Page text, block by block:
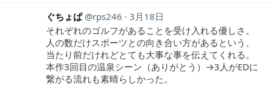
ぐちょぱ rps246
3月18日
それぞれのゴルフがあることを受け入れる優しさ。
人の数だけスポーツとの向き合い方があるという、
当たり前だけれどとても大事な事を伝えてくれる。
本作3回目の温泉シーン（ありがとう）→3人がEDに
繋がる流れも素晴らしかった。